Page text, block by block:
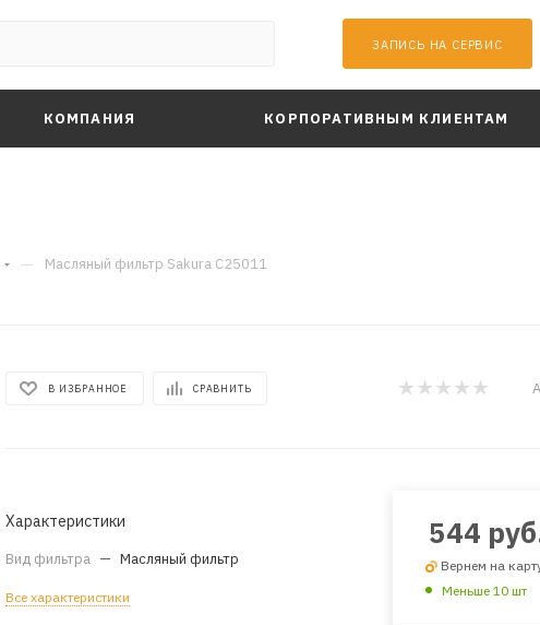
ЗАПИСЬ НА СЕРВИС
КОМПАНИЯ КОРПОРАТИВНЫМ КЛИЕНТАМ
— Масляный фильтр Sakura C25011
В ИЗБРАННОЕ СРАВНИТЬ
Характеристики
Вид фильтра — Масляный фильтр
Все характеристики
544
Вернем на
Меньше 10 шт